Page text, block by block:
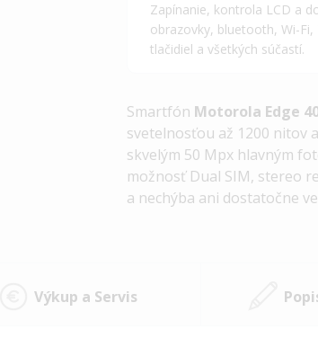
Zapínanie, kontrola LCD a
obrazovky, bluetooth, Wi-
tlačidiel a všetkých súčastí.
Smartfón Motorola Edge
svetelnosťou až 1200 nitov
skvelým 50 Mpx hlavným
možnosť Dual SIM, stereo
a nechýba ani dostatočne
Výkup a Servis